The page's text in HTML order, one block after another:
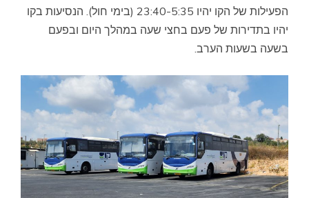
הפעילות של הקו יהיו 23:40-5:35 (בימי חול). הנסיעות בקו
יהיו בתדירות של פעם בחצי שעה במהלך היום ובפעם
בשעה בשעות הערב.